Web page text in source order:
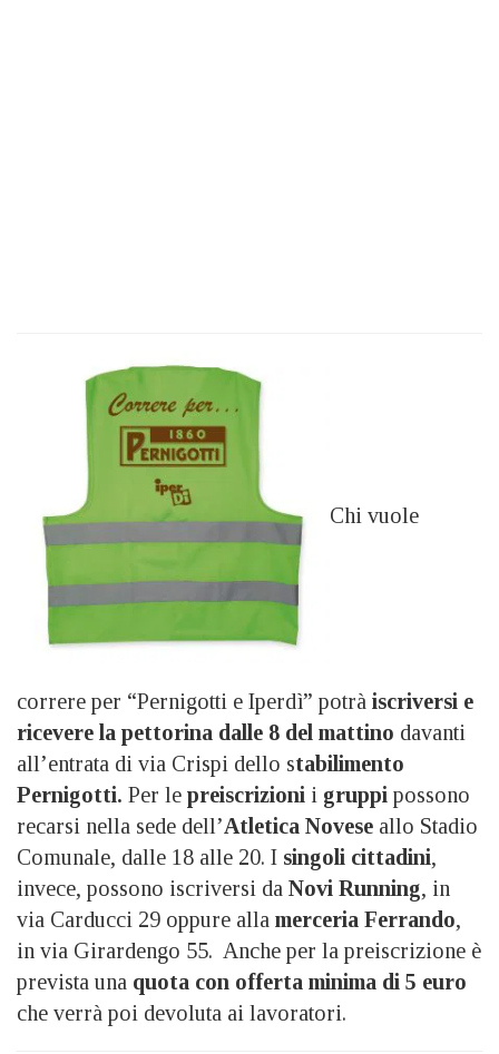
Chi vuole
correre per “Pernigotti e Iperdì” potrà iscriversi e
ricevere la pettorina dalle 8 del mattino davanti
all’entrata di via Crispi dello stabilimento
Pernigotti. Per le preiscrizioni i gruppi possono
recarsi nella sede dell’Atletica Novese allo Stadio
Comunale, dalle 18 alle 20. I singoli cittadini,
invece, possono iscriversi da Novi Running, in
via Carducci 29 oppure alla merceria Ferrando,
in via Girardengo 55. Anche per la preiscrizione è
prevista una quota con offerta minima di 5 euro
che verrà poi devoluta ai lavoratori.